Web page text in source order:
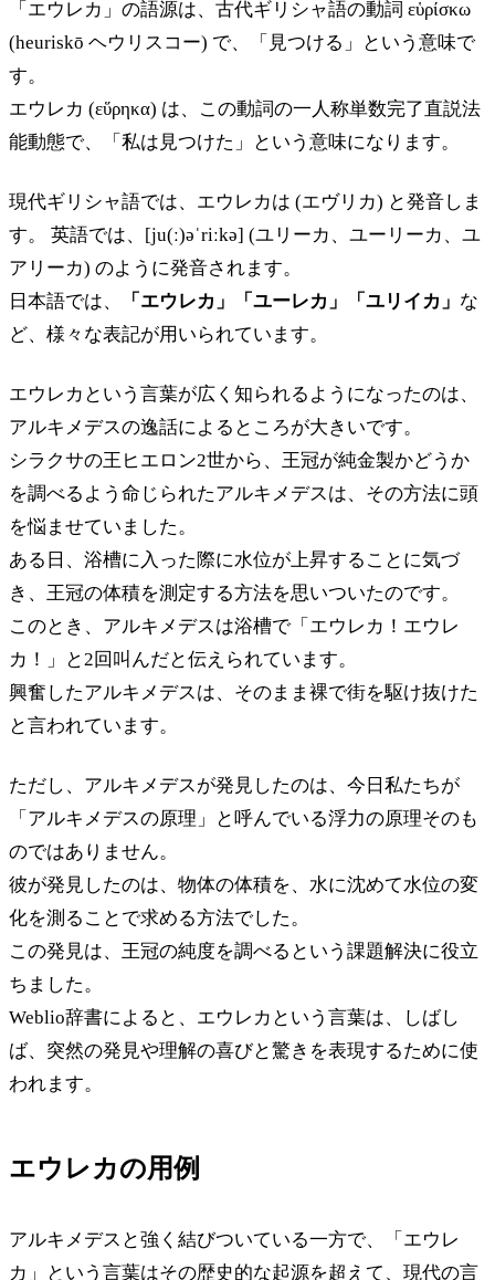
「エウレカ」の語源は、古代ギリシャ語の動詞 εὑρίσκω
(heuriskō ヘウリスコー) で、「見つける」という意味で
す。
エウレカ (εὕρηκα) は、この動詞の一人称単数完了直説法
能動態で、「私は見つけた」という意味になります。
現代ギリシャ語では、エウレカは (エヴリカ) と発音しま
す。 英語では、[ju(ː)əˈriːkə] (ユリーカ、ユーリーカ、ユ
アリーカ) のように発音されます。
日本語では、
「エウレカ」「ユーレカ」「ユリイカ」 な
ど、様々な表記が用いられています。
エウレカという言葉が広く知られるようになったのは、
アルキメデスの逸話によるところが大きいです。
シラクサの王ヒエロン2世から、王冠が純金製かどうか
を調べるよう命じられたアルキメデスは、その方法に頭
を悩ませていました。
ある日、浴槽に入った際に水位が上昇することに気づ
き、王冠の体積を測定する方法を思いついたのです。
このとき、アルキメデスは浴槽で「エウレカ！エウレ
カ！」と2回叫んだと伝えられています。
興奮したアルキメデスは、そのまま裸で街を駆け抜けた
と言われています。
ただし、アルキメデスが発見したのは、今日私たちが
「アルキメデスの原理」と呼んでいる浮力の原理そのも
のではありません。
彼が発見したのは、物体の体積を、水に沈めて水位の変
化を測ることで求める方法でした。
この発見は、王冠の純度を調べるという課題解決に役立
ちました。
Weblio辞書によると、エウレカという言葉は、しばし
ば、突然の発見や理解の喜びと驚きを表現するために使
われます。
エウレカの用例
アルキメデスと強く結びついている一方で、「エウレ
カ」という言葉はその歴史的な起源を超えて、現代の言